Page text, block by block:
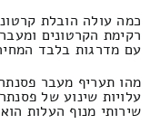
כמה עולה הובלת
רקימת הקרטונים
עם מדרגות בלבד המחיר זה 290
מהו תעריף מעבר
עלויות שינוע של
שירותי מנוף העלות הוא 540 וזה מגיע עד 240 שקלים חדשים.